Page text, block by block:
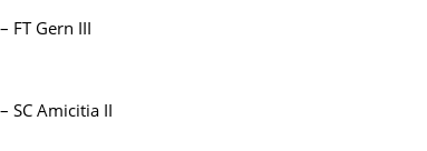
Gern III
Amicitia II